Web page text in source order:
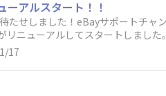
が連携されている状態で
のみの出品する・日本郵便の発
．下記応募フォームより申請（
viewform
．事務局のメールに参加の意思確
アルスタート！！
せしました！eBayサポートチャ
ニューアルしてスタートしまし
課題を共有し合い繋がりを深め
Seller同士が話したり、ノウハウ
たり質問したりすると、ポイン
に関するでの販売に関する様々
17